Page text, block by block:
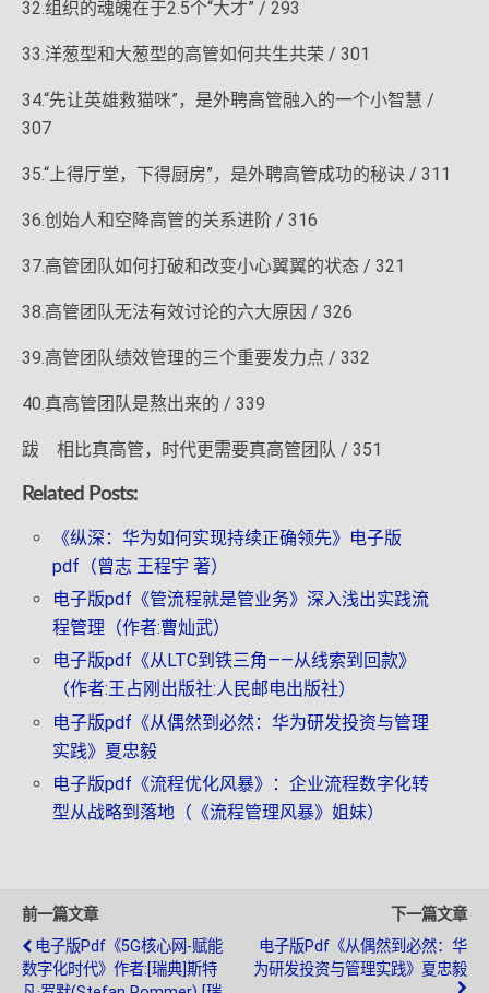
32.组织的魂魄在于2.5个“大才” / 293
33.洋葱型和大葱型的高管如何共生共荣 / 301
34.“先让英雄救猫咪”，是外聘高管融入的一个小智慧 /
307
35.“上得厅堂，下得厨房”，是外聘高管成功的秘诀 / 311
36.创始人和空降高管的关系进阶 / 316
37.高管团队如何打破和改变小心翼翼的状态 / 321
38.高管团队无法有效讨论的六大原因 / 326
39.高管团队绩效管理的三个重要发力点 / 332
40.真高管团队是熬出来的 / 339
跋 相比真高管，时代更需要真高管团队 / 351
Related Posts:
《纵深：华为如何实现持续正确领先》电子版
pdf（曾志 王程宇 著）
电子版pdf《管流程就是管业务》深入浅出实践流
程管理（作者:曹灿武）
电子版pdf《从LTC到铁三角——从线索到回款》
（作者:王占刚出版社:人民邮电出版社）
电子版pdf《从偶然到必然：华为研发投资与管理
实践》夏忠毅
电子版pdf《流程优化风暴》：企业流程数字化转
型从战略到落地（《流程管理风暴》姐妹）
前一篇文章
电子版pdf《5G核心网-赋能
数字化时代》作者:[瑞典]斯特
下一篇文章
电子版pdf《从偶然到必然：华
为研发投资与管理实践》夏忠毅